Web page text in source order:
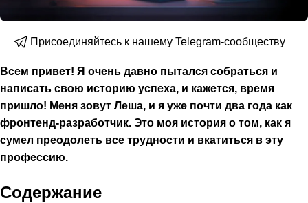
Присоединяйтесь к нашему Telegram-сообществу
Всем привет! Я очень давно пытался собраться и
написать свою историю успеха, и кажется, время
пришло! Меня зовут Леша, и я уже почти два года как
фронтенд-разработчик. Это моя история о том, как я
сумел преодолеть все трудности и вкатиться в эту
профессию.
Содержание